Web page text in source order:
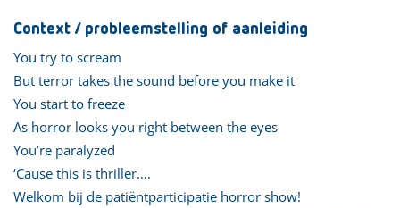
Context / probleemstelling of aanleiding
You try to scream
But terror takes the sound before you make it
You start to freeze
As horror looks you right between the eyes
You’re paralyzed
‘Cause this is thriller….
Welkom bij de patiëntparticipatie horror show!